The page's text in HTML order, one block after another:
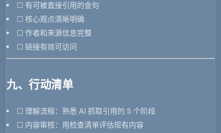
☐ 有可被直接引用的金句
☐ 核心观点清晰明确
☐ 作者和来源信息完整
☐ 链接有效可访问
九、行动清单
☐ 理解流程：熟悉 AI 抓取引用的 5 个阶段
☐ 内容审核：用检查清单评估现有内容